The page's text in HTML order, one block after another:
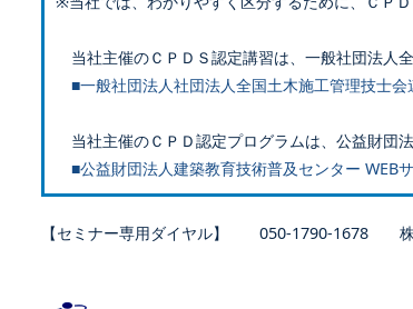
当社主催のＣＰＤＳ認定講習は、一般社団法人
■一般社団法人社団法人全国土木施工管理技士
当社主催のＣＰＤ認定プログラムは、公益財団
■公益財団法人建築教育技術普及センター
【セミナー専用ダイヤル】 050-1790-1678 株